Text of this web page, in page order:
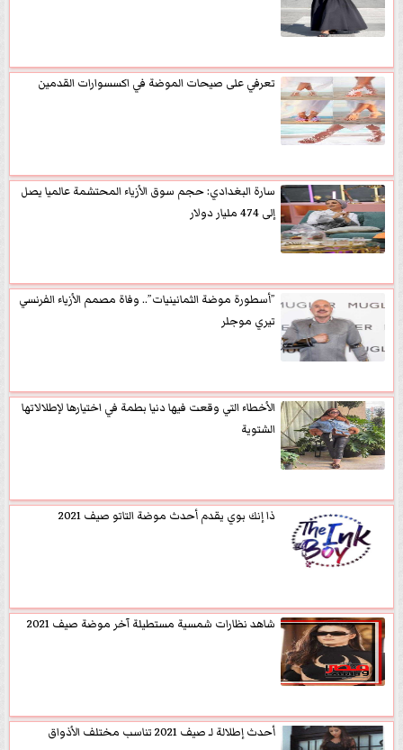
تعرفي على صيحات الموضة في اكسسوارات القدمين
سارة البغدادي: حجم سوق الأزياء المحتشمة عالميا يصل
إلى 474 مليار دولار
”أسطورة موضة الثمانينيات”.. وفاة مصمم الأزياء الفرنسي
تيري موجلر
الأخطاء التي وقعت فيها دنيا بطمة في اختيارها لإطلالاتها
الشتوية
ذا إنك بوي يقدم أحدث موضة التاتو صيف 2021
شاهد نظارات شمسية مستطيلة آخر موضة صيف 2021
أحدث إطلالة لـ صيف 2021 تناسب مختلف الأذواق